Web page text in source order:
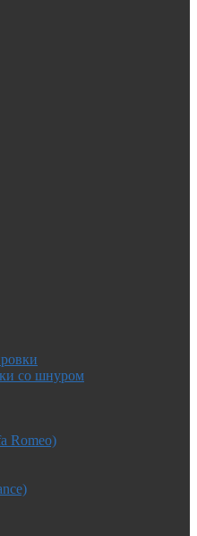
со шнуром
Romeo)